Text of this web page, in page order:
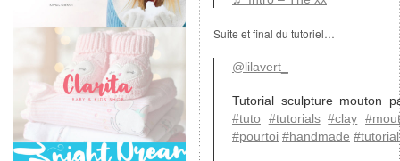
Suite et final du tutoriel…
@lilavert_
Tutorial sculpture mouton
#tuto
#tutorials #clay
#pourtoi #handmade